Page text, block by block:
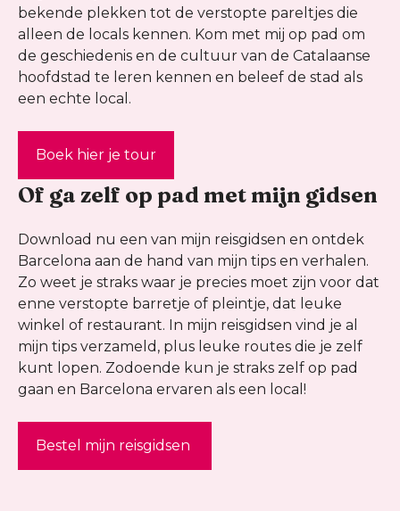
bekende plekken tot de verstopte pareltjes die
alleen de locals kennen. Kom met mij op pad om
de geschiedenis en de cultuur van de Catalaanse
hoofdstad te leren kennen en beleef de stad als
een echte local.
Boek hier je tour
Of ga zelf op pad met mijn gidsen
Download nu een van mijn reisgidsen en ontdek
Barcelona aan de hand van mijn tips en verhalen.
Zo weet je straks waar je precies moet zijn voor dat
enne verstopte barretje of pleintje, dat leuke
winkel of restaurant. In mijn reisgidsen vind je al
mijn tips verzameld, plus leuke routes die je zelf
kunt lopen. Zodoende kun je straks zelf op pad
gaan en Barcelona ervaren als een local!
Bestel mijn reisgidsen